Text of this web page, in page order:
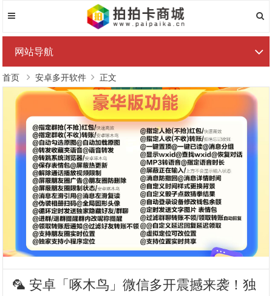
网站导航
首页 安卓多开软件 正文
🦜 安卓「啄木鸟」微信多开震撼来袭！独